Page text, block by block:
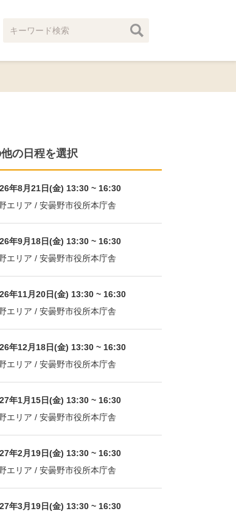
の日程を選択
年8月21日(金) 13:30 ~ 16:30
エリア / 安曇野市役所本庁舎
年9月18日(金) 13:30 ~ 16:30
エリア / 安曇野市役所本庁舎
年11月20日(金) 13:30 ~ 16:30
エリア / 安曇野市役所本庁舎
年12月18日(金) 13:30 ~ 16:30
エリア / 安曇野市役所本庁舎
年1月15日(金) 13:30 ~ 16:30
エリア / 安曇野市役所本庁舎
年2月19日(金) 13:30 ~ 16:30
エリア / 安曇野市役所本庁舎
年3月19日(金) 13:30 ~ 16:30